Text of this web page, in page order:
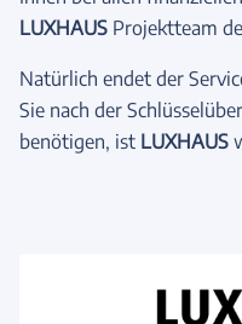
LUXHAUS Projektteam
Natürlich endet der
Sie nach der
benötigen, ist LUXHAUS